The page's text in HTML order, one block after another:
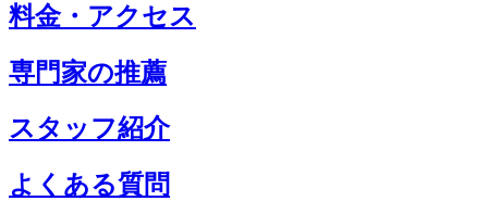
料金・アクセス
専門家の推薦
スタッフ紹介
よくある質問